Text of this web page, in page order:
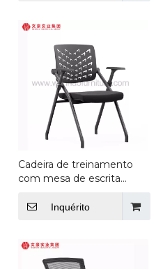
Cadeira de treinamento
com mesa de escrita
empilhável com estrutura
de aço e mobiliário de
Inquérito